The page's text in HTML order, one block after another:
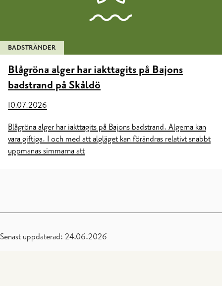
BADSTRÄNDER
Blågröna alger har iakttagits på Bajons
badstrand på Skåldö
10.07.2026
Blågröna alger har iakttagits på Bajons badstrand. Algerna kan
vara giftiga. I och med att algläget kan förändras relativt snabbt
uppmanas simmarna att
Senast uppdaterad: 24.06.2026